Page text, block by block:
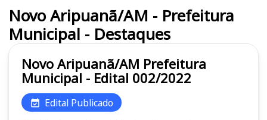
Novo Aripuanã/AM Prefeitura
Municipal - Edital 002/2022
Edital Publicado
Novo Aripuanã/AM - Prefeitura
Municipal - Destaques